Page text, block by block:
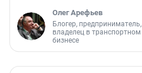
Олег Арефьев
Блогер, предприниматель,
владелец в транспортном
бизнесе